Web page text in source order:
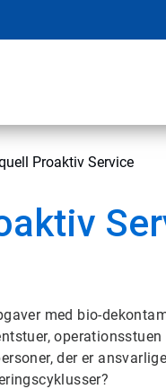
Proaktiv Service
med bio-
der er